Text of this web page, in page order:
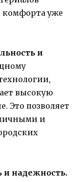
уже
и
высокую
Это позволяет
и
и надежность.